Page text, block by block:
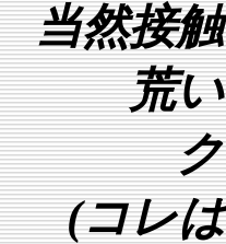
当然接
荒
(コレ